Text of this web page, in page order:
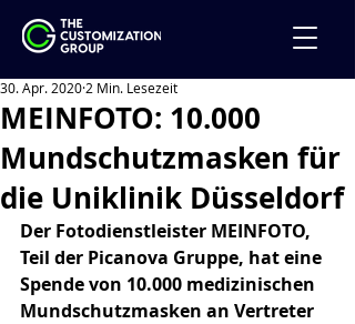
MEINFOTO: 10.000
Mundschutzmasken für
die Uniklinik Düsseldorf
30. Apr. 2020 2 Min. Lesezeit
Der Fotodienstleister MEINFOTO,
Teil der Picanova Gruppe, hat eine
Spende von 10.000 medizinischen
Mundschutzmasken an Vertreter